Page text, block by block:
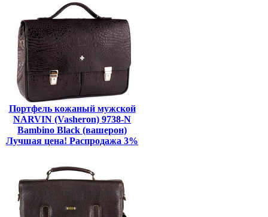
Портфель кожаный мужской
NARVIN (Vasheron) 9738-N
Bambino Black (вашерон)
Лучшая цена! Распродажа 3%